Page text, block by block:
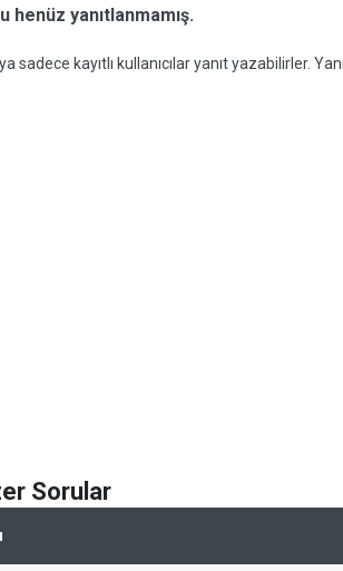
henüz yanıtlanmamış.
sadece kayıtlı kullanıcılar yanıt yazabilirler.
Sorular